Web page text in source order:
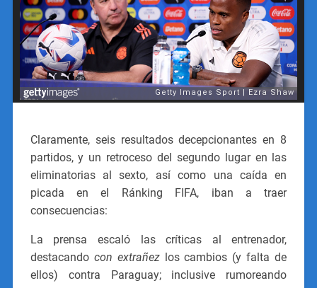
Claramente, seis resultados decepcionantes en 8
partidos, y un retroceso del segundo lugar en las
eliminatorias al sexto, así como una caída en
picada en el Ránking FIFA, iban a traer
consecuencias:
La prensa escaló las críticas al entrenador,
destacandocon extrañezlos cambios (y falta de
ellos) contra Paraguay; inclusive rumoreando